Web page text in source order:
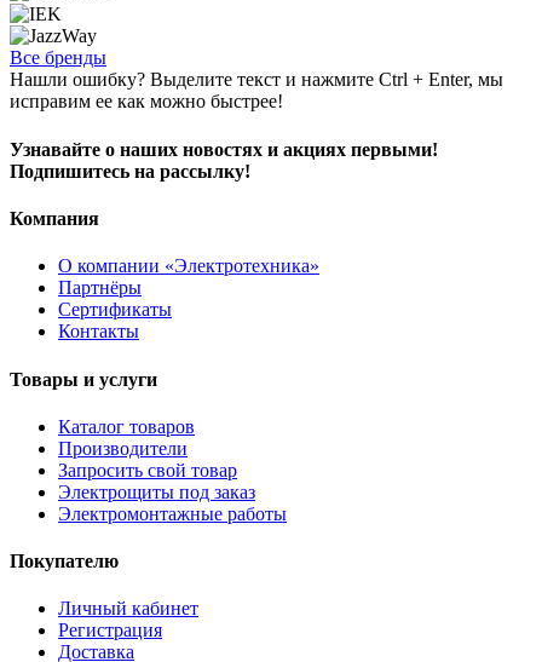
Все бренды
Нашли ошибку? Выделите текст и нажмите Ctrl + Enter, мы
исправим ее как можно быстрее!
Узнавайте о наших новостях и акциях первыми!
Подпишитесь на рассылку!
Компания
О компании «Электротехника»
Партнёры
Сертификаты
Контакты
Товары и услуги
Каталог товаров
Производители
Запросить свой товар
Электрощиты под заказ
Электромонтажные работы
Покупателю
Личный кабинет
Регистрация
Доставка